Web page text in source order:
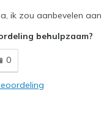
ik zou aanbevelen
behulpzaam?
0